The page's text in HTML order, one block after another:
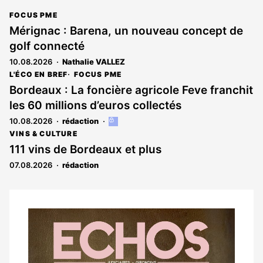
FOCUS PME
Mérignac : Barena, un nouveau concept de
golf connecté
10.08.2026 Nathalie VALLEZ
L'ÉCO EN BREF FOCUS PME
Bordeaux : La foncière agricole Feve franchit
les 60 millions d’euros collectés
10.08.2026 rédaction
Cet
réservé
VINS & CULTURE
111 vins de Bordeaux et plus
07.08.2026 rédaction
Notre
dernier
magazine